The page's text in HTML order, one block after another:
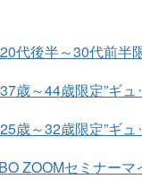
代後半～30代前半
歳～44歳限定”ギ
歳～32歳限定”ギ
ZOOMセミナー